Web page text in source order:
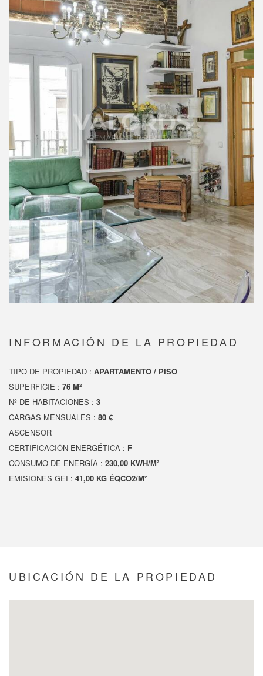
INFORMACIÓN DE LA PROPIEDAD
TIPO DE PROPIEDAD : APARTAMENTO / PISO
SUPERFICIE : 76 M²
Nº DE HABITACIONES : 3
CARGAS MENSUALES : 80 €
ASCENSOR
CERTIFICACIÓN ENERGÉTICA : F
CONSUMO DE ENERGÍA : 230,00 KWH/M²
EMISIONES GEI : 41,00 KG ÉQCO2/M²
UBICACIÓN DE LA PROPIEDAD